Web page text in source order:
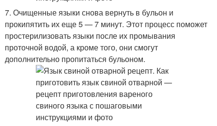
7. Очищенные языки снова вернуть в бульон и
прокипятить их еще 5 — 7 минут. Этот процесс поможет
простерилизовать языки после их промывания
проточной водой, а кроме того, они смогут
дополнительно пропитаться бульоном.